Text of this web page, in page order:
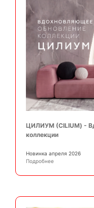
ЦИЛИУМ (CILIUM) -
коллекции
Новинка апреля 2026
Подробнее